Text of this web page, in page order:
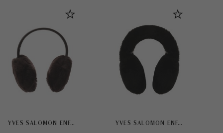
YVES SALOMON ENFANT YVES SALOMON ENFANT